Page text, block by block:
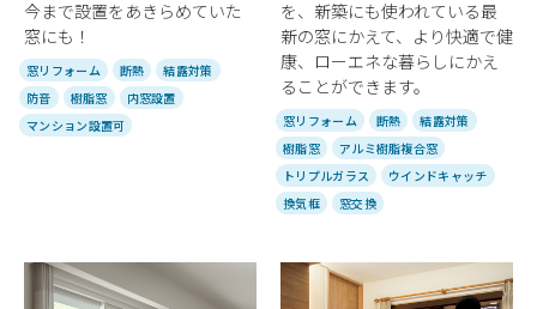
今まで設置をあきらめていた
窓にも！
窓リフォーム 断熱
結露対策
防音
樹脂窓
内窓設置
マンション設置可
を、新築にも使われている最
新の窓にかえて、より快適で健
康、ローエネな暮らしにかえ
ることができます。
窓リフォーム 断熱
結露対策
樹脂窓
アルミ樹脂複合窓
トリプルガラス
ウインドキャッチ
換気框
窓交換